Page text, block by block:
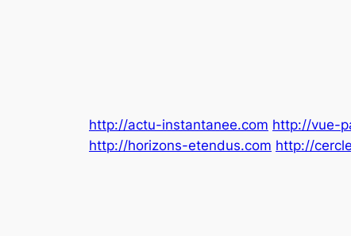
http://actu-instantanee.com http://vue-
http://horizons-etendus.com http://